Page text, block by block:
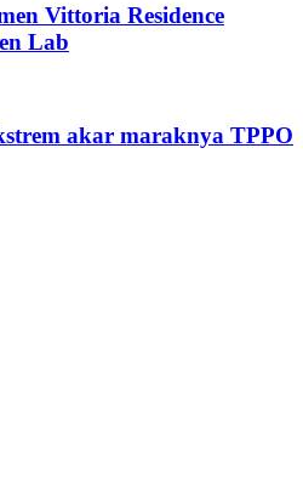
Vittoria Residence
Lab
akar maraknya TPPO